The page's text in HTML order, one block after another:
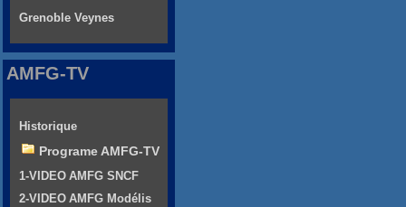
Grenoble Veynes
AMFG-TV
Historique
Programe AMFG-TV
1-VIDEO AMFG SNCF
2-VIDEO AMFG Modélis